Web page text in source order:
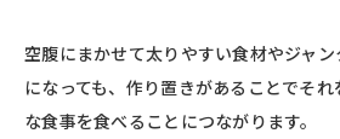
空腹にまかせて太りやすい食材やジャ
になっても、作り置きがあることでそ
な食事を食べることにつながります。